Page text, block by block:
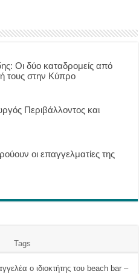
Οι δύο καταδρομείς από
τους στην Κύπρο
Περιβάλλοντος και
οι επαγγελματίες της
Tags
ο ιδιοκτήτης του beach bar –